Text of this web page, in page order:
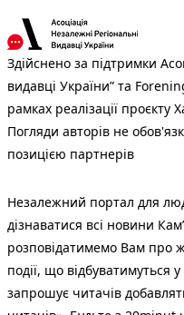
Здійснено за підтримки
видавці України” та
рамках реалізації проєкту
Погляди авторів не
позицією партнерів
Незалежний портал для
дізнаватися всі новини
розповідатимемо Вам про
події, що відбуватимуться
запрошує читачів